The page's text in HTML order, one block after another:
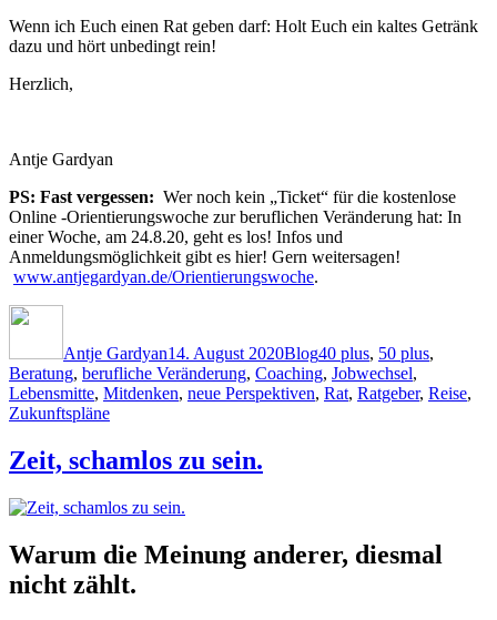
Wenn ich Euch einen Rat geben darf: Holt Euch ein kaltes Getränk
dazu und hört unbedingt rein!
Herzlich,
Antje Gardyan
PS: Fast vergessen: Wer noch kein „Ticket“ für die kostenlose
Online -Orientierungswoche zur beruflichen Veränderung hat: In
einer Woche, am 24.8.20, geht es los! Infos und
Anmeldungsmöglichkeit gibt es hier! Gern weitersagen!
www.antjegardyan.de/Orientierungswoche.
Antje Gardyan14. August 2020Blog40 plus, 50 plus,
Beratung, berufliche Veränderung, Coaching, Jobwechsel,
Lebensmitte, Mitdenken, neue Perspektiven, Rat, Ratgeber, Reise,
Zukunftspläne
Zeit, schamlos zu sein.
Warum die Meinung anderer, diesmal
nicht zählt.